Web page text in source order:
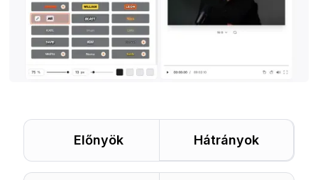
Előnyök Hátrányok